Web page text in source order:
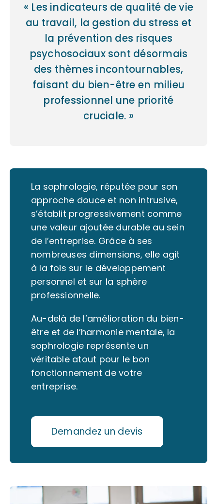
« Les indicateurs de qualité de vie
au travail, la gestion du stress et
la prévention des risques
psychosociaux sont désormais
des thèmes incontournables,
faisant du bien-être en milieu
professionnel une priorité
cruciale. »
La sophrologie, réputée pour son
approche douce et non intrusive,
s’établit progressivement comme
une valeur ajoutée durable au sein
de l’entreprise. Grâce à ses
nombreuses dimensions, elle agit
à la fois sur le développement
personnel et sur la sphère
professionnelle.
Au-delà de l’amélioration du bien-
être et de l’harmonie mentale, la
sophrologie représente un
véritable atout pour le bon
fonctionnement de votre
entreprise.
Demandez un devis